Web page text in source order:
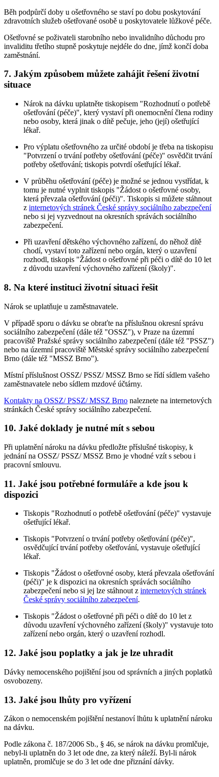
Běh podpůrčí doby u ošetřovného se staví po dobu poskytování
zdravotních služeb ošetřované osobě u poskytovatele lůžkové péče.
Ošetřovné se poživateli starobního nebo invalidního důchodu pro
invaliditu třetího stupně poskytuje nejdéle do dne, jímž končí doba
zaměstnání.
7. Jakým způsobem můžete zahájit řešení životní
situace
Nárok na dávku uplatněte tiskopisem "Rozhodnutí o potřebě
ošetřování (péče)", který vystaví při onemocnění člena rodiny
nebo osoby, která jinak o dítě pečuje, jeho (její) ošetřující
lékař.
Pro výplatu ošetřovného za určité období je třeba na tiskopisu
"Potvrzení o trvání potřeby ošetřování (péče)" osvědčit trvání
potřeby ošetřování; tiskopis potvrdí ošetřující lékař.
V průběhu ošetřování (péče) je možné se jednou vystřídat, k
tomu je nutné vyplnit tiskopis "Žádost o ošetřovné osoby,
která převzala ošetřování (péči)". Tiskopis si můžete stáhnout
z internetových stránek České správy sociálního zabezpečení
nebo si jej vyzvednout na okresních správách sociálního
zabezpečení.
Při uzavření dětského výchovného zařízení, do něhož dítě
chodí, vystaví toto zařízení nebo orgán, který o uzavření
rozhodl, tiskopis "Žádost o ošetřovné při péči o dítě do 10 let
z důvodu uzavření výchovného zařízení (školy)".
8. Na které instituci životní situaci řešit
Nárok se uplatňuje u zaměstnavatele.
V případě sporu o dávku se obraťte na příslušnou okresní správu
sociálního zabezpečení (dále též "OSSZ"), v Praze na územní
pracoviště Pražské správy sociálního zabezpečení (dále též "PSSZ")
nebo na územní pracoviště Městské správy sociálního zabezpečení
Brno (dále též "MSSZ Brno").
Místní příslušnost OSSZ/ PSSZ/ MSSZ Brno se řídí sídlem vašeho
zaměstnavatele nebo sídlem mzdové účtárny.
Kontakty na OSSZ/ PSSZ/ MSSZ Brno naleznete na internetových
stránkách České správy sociálního zabezpečení.
10. Jaké doklady je nutné mít s sebou
Při uplatnění nároku na dávku předložte příslušné tiskopisy, k
jednání na OSSZ/ PSSZ/ MSSZ Brno je vhodné vzít s sebou i
pracovní smlouvu.
11. Jaké jsou potřebné formuláře a kde jsou k
dispozici
Tiskopis "Rozhodnutí o potřebě ošetřování (péče)" vystavuje
ošetřující lékař.
Tiskopis "Potvrzení o trvání potřeby ošetřování (péče)",
osvědčující trvání potřeby ošetřování, vystavuje ošetřující
lékař.
Tiskopis "Žádost o ošetřovné osoby, která převzala ošetřování
(péči)" je k dispozici na okresních správách sociálního
zabezpečení nebo si jej lze stáhnout z internetových stránek
České správy sociálního zabezpečení.
Tiskopis "Žádost o ošetřovné při péči o dítě do 10 let z
důvodu uzavření výchovného zařízení (školy)" vystavuje toto
zařízení nebo orgán, který o uzavření rozhodl.
12. Jaké jsou poplatky a jak je lze uhradit
Dávky nemocenského pojištění jsou od správních a jiných poplatků
osvobozeny.
13. Jaké jsou lhůty pro vyřízení
Zákon o nemocenském pojištění nestanoví lhůtu k uplatnění nároku
na dávku.
Podle zákona č. 187/2006 Sb., § 46, se nárok na dávku promlčuje,
nebyl-li uplatněn do 3 let ode dne, za který náleží. Byl-li nárok
uplatněn, promlčuje se do 3 let ode dne přiznání dávky.